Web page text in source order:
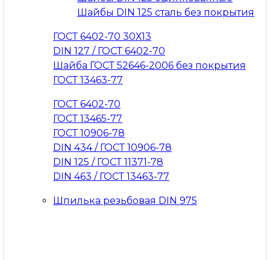
Шайбы DIN 125 сталь без покрытия
ГОСТ 6402-70 30Х13
DIN 127 / ГОСТ 6402-70
Шайба ГОСТ 52646-2006 без покрытия
ГОСТ 13463-77
ГОСТ 6402-70
ГОСТ 13465-77
ГОСТ 10906-78
DIN 434 / ГОСТ 10906-78
DIN 125 / ГОСТ 11371-78
DIN 463 / ГОСТ 13463-77
Шпилька резьбовая DIN 975